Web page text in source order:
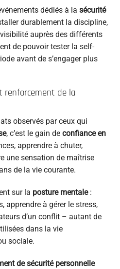
dédiés à la sécurité
durablement la discipline,
auprès des différents
de pouvoir tester la self-
avant de s’engager plus
renforcement de la
observés par ceux qui
, c’est le gain de confiance en
apprendre à chuter,
une sensation de maîtrise
de la vie courante.
sur la posture mentale:
apprendre à gérer le stress,
d’un conflit – autant de
dans la vie
sociale.
de sécurité personnelle